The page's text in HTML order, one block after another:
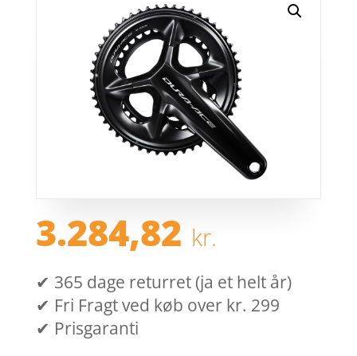
3.284,82 kr.
✔ 365 dage returret (ja et helt år)
✔ Fri Fragt ved køb over kr. 299
✔ Prisgaranti